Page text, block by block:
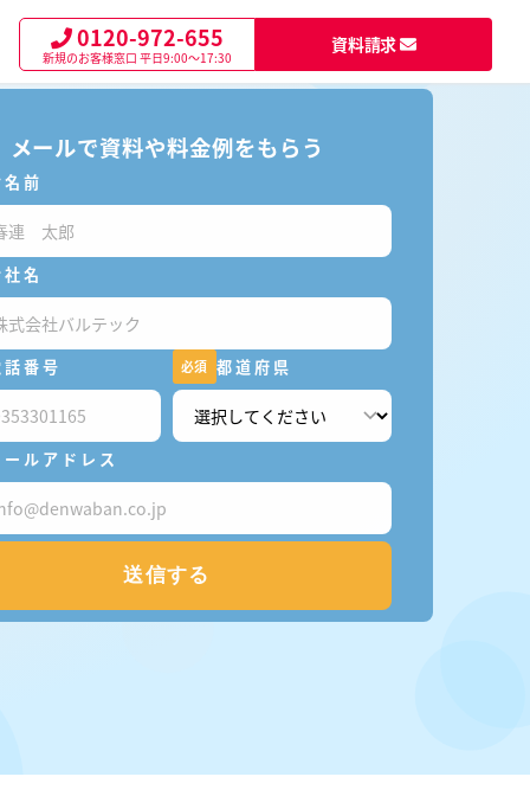
0120-972-655
新規のお客様窓口 平日9:00～17:30
資料請求
メールで資料や料金例をもらう
前
名
番号 必須 都道府県
ールアドレス